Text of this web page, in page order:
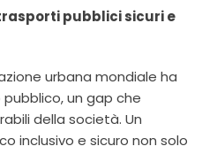
pubblici sicuri e
urbana mondiale ha
un gap che
della società. Un
inclusivo e sicuro non solo